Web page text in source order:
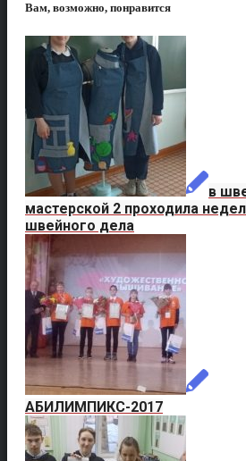
Вам, возможно, понравится
в
мастерской 2 проходила
швейного дела
АБИЛИМПИКС-2017